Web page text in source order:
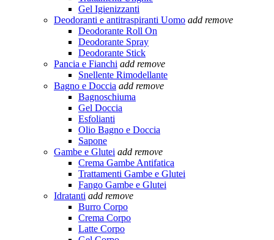
Gel Igienizzanti
Deodoranti e antitraspiranti Uomo add remove
Deodorante Roll On
Deodorante Spray
Deodorante Stick
Pancia e Fianchi add remove
Snellente Rimodellante
Bagno e Doccia add remove
Bagnoschiuma
Gel Doccia
Esfolianti
Olio Bagno e Doccia
Sapone
Gambe e Glutei add remove
Crema Gambe Antifatica
Trattamenti Gambe e Glutei
Fango Gambe e Glutei
Idratanti add remove
Burro Corpo
Crema Corpo
Latte Corpo